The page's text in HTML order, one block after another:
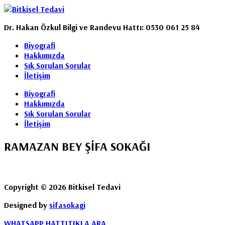
Dr. Hakan Özkul Bilgi ve Randevu Hattı: 0530 061 25 84
Biyografi
Hakkımızda
Sık Sorulan Sorular
İletişim
Biyografi
Hakkımızda
Sık Sorulan Sorular
İletişim
RAMAZAN BEY ŞİFA SOKAĞI
Copyright © 2026 Bitkisel Tedavi
Designed by sifasokagi
WHATSAPP HATTITIKLA ARA